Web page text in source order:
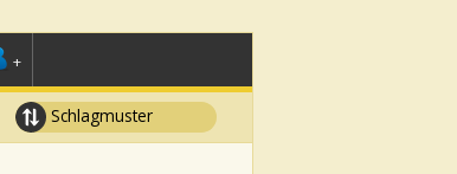
+
Schlagmuster